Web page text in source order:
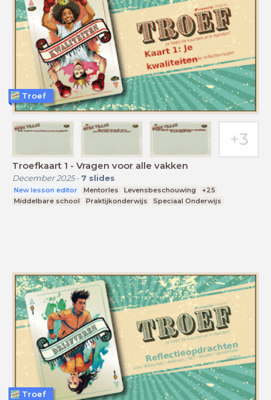
Troefkaart 1 - Vragen voor alle vakken
December 2025- 7 slides
New lesson editor Mentorles Levensbeschouwing
+25
Middelbare school
Praktijkonderwijs Speciaal Onderwijs
Troef
Troef